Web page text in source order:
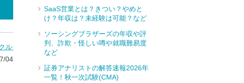
ルートへの転職成功インタビュー
04
SaaS営業とは？きつい？やめと
け？年収は？未経験は可能？など
ソーシングブラザーズの年収や評
判、詐欺・怪しい噂や就職難易度
など
証券アナリストの解答速報2026年
一覧！秋一次試験(CMA)